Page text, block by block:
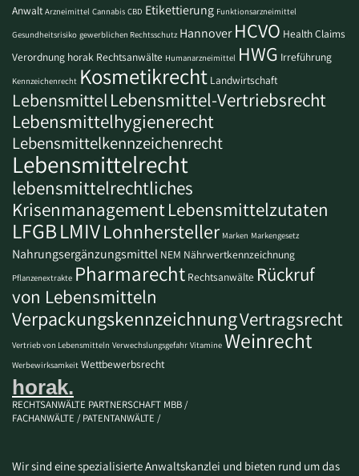
Anwalt Arzneimittel Cannabis CBD Etikettierung Funktionsarzneimittel
Gesundheitsrisiko gewerblichen Rechtsschutz Hannover HCVO Health Claims
Verordnung horak Rechtsanwälte Humanarzneimittel HWG Irreführung
Kennzeichenrecht Kosmetikrecht Landwirtschaft
LebensmittelLebensmittel-Vertriebsrecht
Lebensmittelhygienerecht
Lebensmittelkennzeichenrecht
Lebensmittelrecht
lebensmittelrechtliches
KrisenmanagementLebensmittelzutaten
LFGBLMIVLohnhersteller Marken Markengesetz
Nahrungsergänzungsmittel NEM Nährwertkennzeichnung
Pflanzenextrakte Pharmarecht Rechtsanwälte Rückruf
von Lebensmitteln
VerpackungskennzeichnungVertragsrecht
Vertrieb von Lebensmitteln Verwechslungsgefahr Vitamine Weinrecht
Werbewirksamkeit Wettbewerbsrecht
horak.
RECHTSANWÄLTE PARTNERSCHAFT MBB /
FACHANWÄLTE / PATENTANWÄLTE /
Wir sind eine spezialisierte Anwaltskanzlei und bieten rund um das